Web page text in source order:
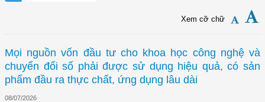
Xem cỡ chữ
Mọi nguồn vốn đầu tư cho khoa học công nghệ và
chuyển đổi số phải được sử dụng hiệu quả, có sản
phẩm đầu ra thực chất, ứng dụng lâu dài
08/07/2026